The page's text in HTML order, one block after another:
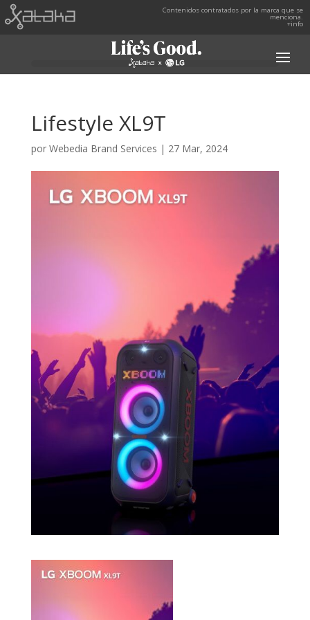
Contenidos contratados por la marca que se
menciona.
+info
Lifestyle XL9T
por Webedia Brand Services | 27 Mar, 2024